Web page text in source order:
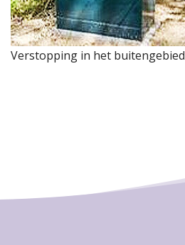
Verstopping in het buitengebied